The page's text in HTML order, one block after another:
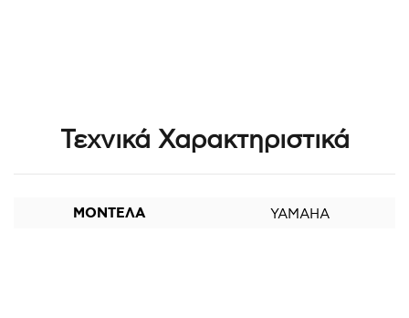
Τεχνικά Χαρακτηριστικά
ΜΟΝΤΕΛΑ YAMAHA